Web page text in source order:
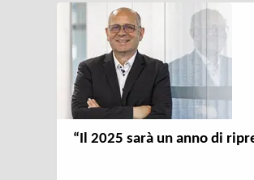
“Il 2025 sarà un anno di